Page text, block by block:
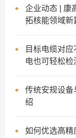
企业动态 | 康
拓核能领域新
目标电缆对
电也可轻松检
传统安规设备
绍
如何优选高精